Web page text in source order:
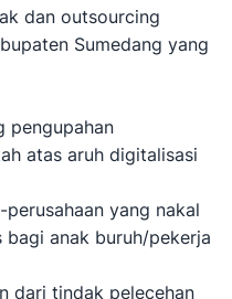
dan outsourcing
Sumedang yang
pengupahan
atas aruh digitalisasi
yang nakal
anak buruh/pekerja
dari tindak pelecehan